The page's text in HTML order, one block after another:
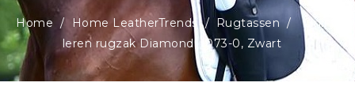
Home Home LeatherTrends Rugtassen
Cinino
leren rugzak Diamond, 1073-0, Zwart